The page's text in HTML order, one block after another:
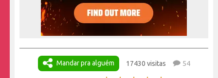
Mandar pra alguém 17430 visitas 54